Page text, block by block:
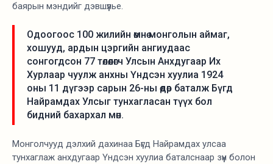
баярын мэндийг дэвшүүлье.
Одоогоос 100 жилийн өмнө монголын аймаг,
хошууд, ардын цэргийн ангиудаас
сонгогдсон 77 төлөөлөгч Улсын Анхдугаар Их
Хурлаар чуулж анхны Үндсэн хуулиа 1924
оны 11 дүгээр сарын 26-ны өдөр баталж Бүгд
Найрамдах Улсыг тунхагласан түүх бол
бидний бахархал мөн.
Монголчууд дэлхий дахинаа Бүгд Найрамдах улсаа
тунхаглаж анхдугаар Үндсэн хуулиа баталснаар зүүн болон